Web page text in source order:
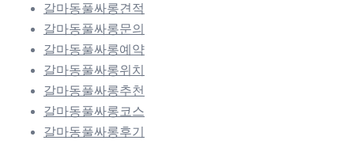
갈마동풀싸롱견적
갈마동풀싸롱문의
갈마동풀싸롱예약
갈마동풀싸롱위치
갈마동풀싸롱추천
갈마동풀싸롱코스
갈마동풀싸롱후기